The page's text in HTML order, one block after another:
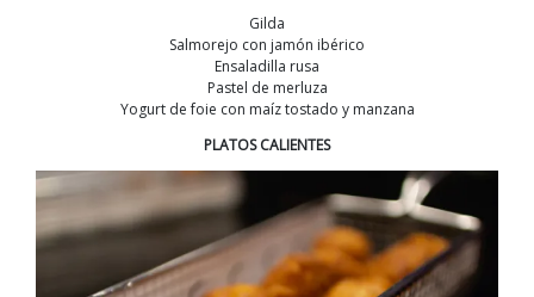
Gilda
Salmorejo con jamón ibérico
Ensaladilla rusa
Pastel de merluza
Yogurt de foie con maíz tostado y manzana
PLATOS CALIENTES